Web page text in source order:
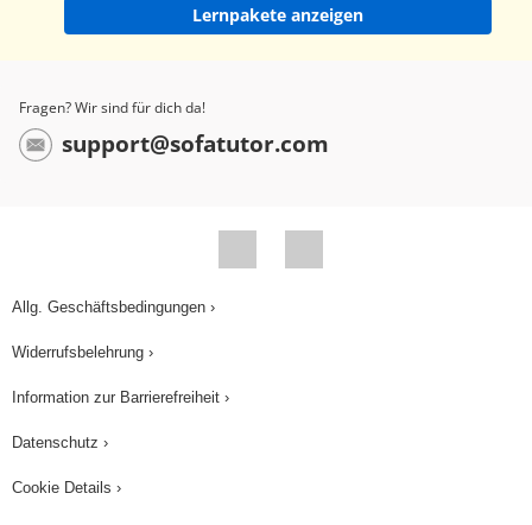
Lernpakete anzeigen
Fragen? Wir sind für dich da!
support@sofatutor.com
Allg. Geschäftsbedingungen ›
Widerrufsbelehrung ›
Information zur Barrierefreiheit ›
Datenschutz ›
Cookie Details ›